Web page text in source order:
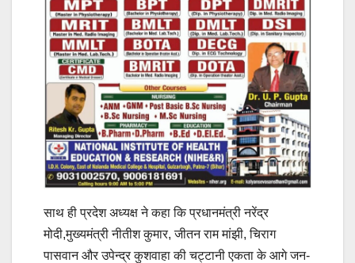
साथ ही प्रदेश अध्यक्ष ने कहा कि प्रधानमंत्री नरेंद्र
मोदी,मुख्यमंत्री नीतीश कुमार, जीतन राम मांझी, चिराग
पासवान और उपेन्द्र कुशवाहा की चट्टानी एकता के आगे जन-